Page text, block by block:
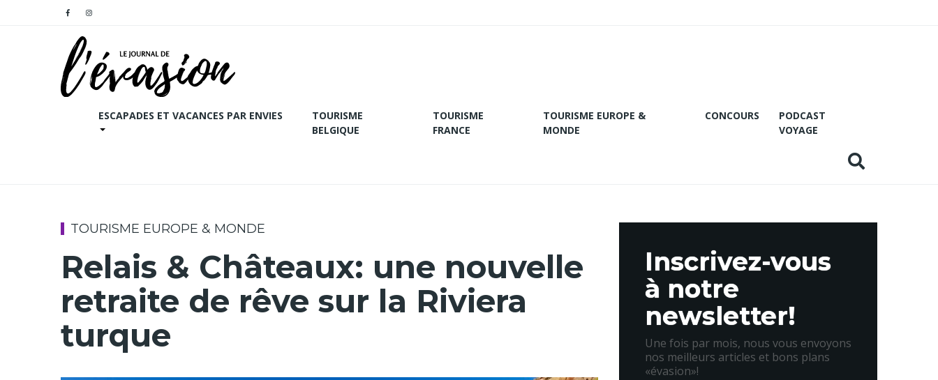
ESCAPADES ET VACANCES PAR ENVIES
TOURISME
BELGIQUE
TOURISME
FRANCE
TOURISME EUROPE &
MONDE
CONCOURS
PODCAST
VOYAGE
TOURISME EUROPE & MONDE
Relais & Châteaux: une nouvelle
retraite de rêve sur la Riviera
turque
Inscrivez-vous
à notre
newsletter!
Une fois par mois, nous vous envoyons
nos meilleurs articles et bons plans
«évasion»!